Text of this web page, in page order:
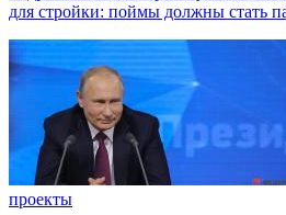
для стройки: поймы должны стать
проекты